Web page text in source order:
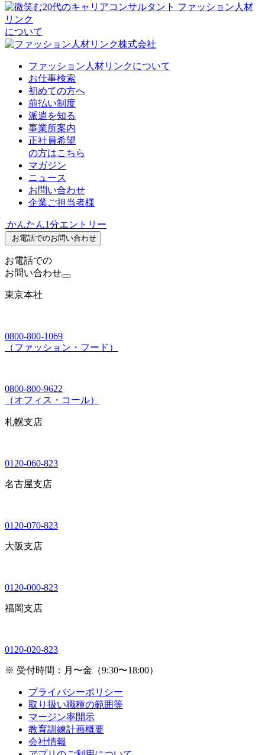
ファッション人材
リンク
について
ファッション人材リンクについて
お仕事検索
初めての方へ
前払い制度
派遣を知る
事業所案内
正社員希望
の方はこちら
マガジン
ニュース
お問い合わせ
企業ご担当者様
かんたん1分エントリー
お電話でのお問い合わせ
お電話での
お問い合わせ
東京本社
0800-800-1069
（ファッション・フード）
0800-800-9622
（オフィス・コール）
札幌支店
0120-060-823
名古屋支店
0120-070-823
大阪支店
0120-000-823
福岡支店
0120-020-823
※ 受付時間：月〜金（9:30〜18:00）
プライバシーポリシー
取り扱い職種の範囲等
マージン率開示
教育訓練計画概要
会社情報